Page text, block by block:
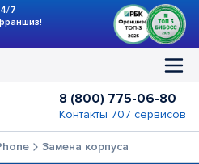
7
8 (800) 775-06-80
Контакты 707 сервисов
Замена корпуса